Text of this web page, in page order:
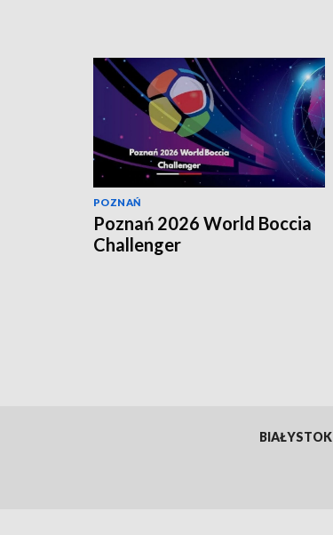
POZNAŃ
Poznań 2026 World Boccia
Challenger
BIAŁYSTOK